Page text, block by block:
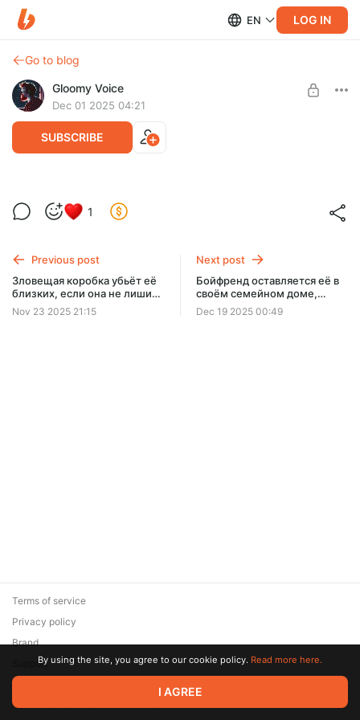
EN LOG IN
Go to blog
Gloomy Voice
Dec 01 2025 04:21
SUBSCRIBE
Семьянин устраняет конкурентов за
должность мечты и превращается в
исключения (2025) SUBSCRIBE
1
Previous post
Зловещая коробка убьёт её
близких, если она не лишит
себя частей тела [пересказ]
| Порочный круг (2025)
Nov 23 2025 21:15
Next post
Бойфренд оставляется её в
своём семейном доме,
чтобы отдать на съедение
неведомым существам
Dec 19 2025 00:49
© 2026 Zaya Solutions Limited. All rights reserved. All trademarks
are the property of their respective owners.
Terms of service
Privacy policy
Brand
SupportBy using the site, you agree to our cookie policy. Read more here.
I AGREE